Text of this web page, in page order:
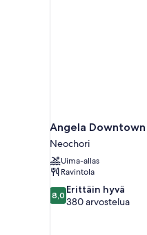
Angela
Neochori
Uima-allas
Ravintola
8.0
kautta
8,0 Erittäin hyvä
380 arvostelua